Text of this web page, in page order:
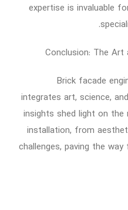
expertise is invaluable
Conclusion: The Art
Brick facade
integrates art, science,
insights shed light on
installation, from
challenges, paving the